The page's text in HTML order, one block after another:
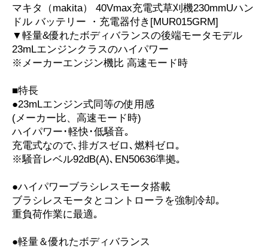
マキタ（makita） 40Vmax充電式草刈機230mmUハン
ドル バッテリー ・充電器付き[MUR015GRM]
▼軽量&優れたボディバランスの後端モータモデル
23mLエンジンクラスのハイパワー
※メーカーエンジン機比 高速モード時
■特長
●23mLエンジン式同等の使用感
(メーカー比、高速モード時)
ハイパワー･軽快･低騒音｡
充電式なので､排ガスゼロ､燃料ゼロ｡
※騒音レベル92dB(A)､EN50636準拠｡
●ハイパワーブラシレスモータ搭載
ブラシレスモータとコントローラを強制冷却｡
重負荷作業に最適｡
●軽量＆優れたボディバランス